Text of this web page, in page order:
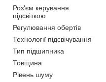
Роз'єм керування
підсвіткою
Регулювання обертів
Технології підсвічування
Тип підшипника
Товщина
Рівень шуму